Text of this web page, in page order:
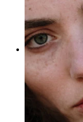
Vertaald door AI
Rating
Mooi Oorbel
Ziet er geweldig
ben onder de